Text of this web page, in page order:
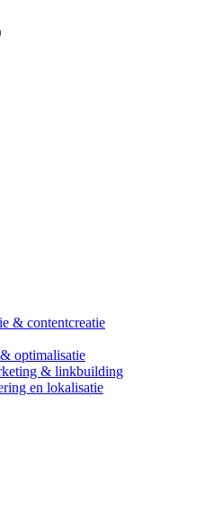
& contentcreatie
optimalisatie
& linkbuilding
en lokalisatie